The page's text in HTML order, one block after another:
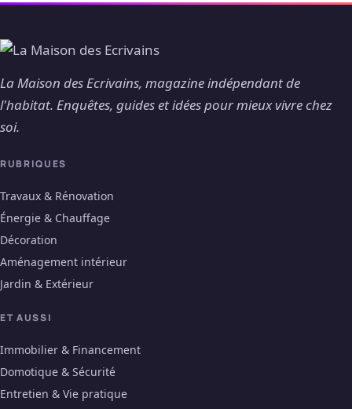
La Maison des Ecrivains, magazine indépendant de
l'habitat. Enquêtes, guides et idées pour mieux vivre chez
soi.
RUBRIQUES
Travaux & Rénovation
Énergie & Chauffage
Décoration
Aménagement intérieur
Jardin & Extérieur
ET AUSSI
Immobilier & Financement
Domotique & Sécurité
Entretien & Vie pratique